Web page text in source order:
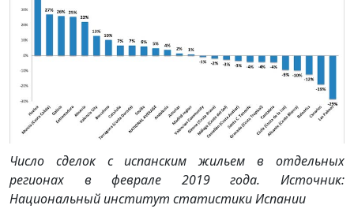
Число сделок с испанским жильем в отдельных
регионах в феврале 2019 года. Источник:
Национальный институт статистики Испании